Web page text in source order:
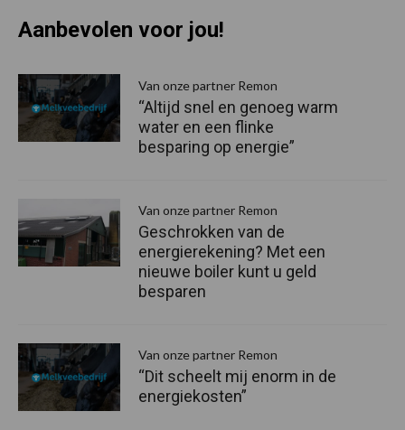
Aanbevolen voor jou!
Van onze partner Remon
“Altijd snel en genoeg warm
water en een flinke
besparing op energie”
Van onze partner Remon
Geschrokken van de
energierekening? Met een
nieuwe boiler kunt u geld
besparen
Van onze partner Remon
“Dit scheelt mij enorm in de
energiekosten”